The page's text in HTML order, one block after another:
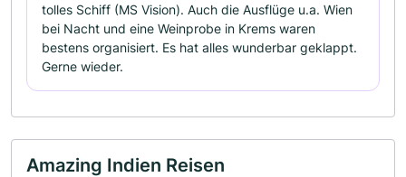
tolles Schiff (MS Vision). Auch die Ausflüge u.a. Wien
bei Nacht und eine Weinprobe in Krems waren
bestens organisiert. Es hat alles wunderbar geklappt.
Gerne wieder.
Amazing Indien Reisen